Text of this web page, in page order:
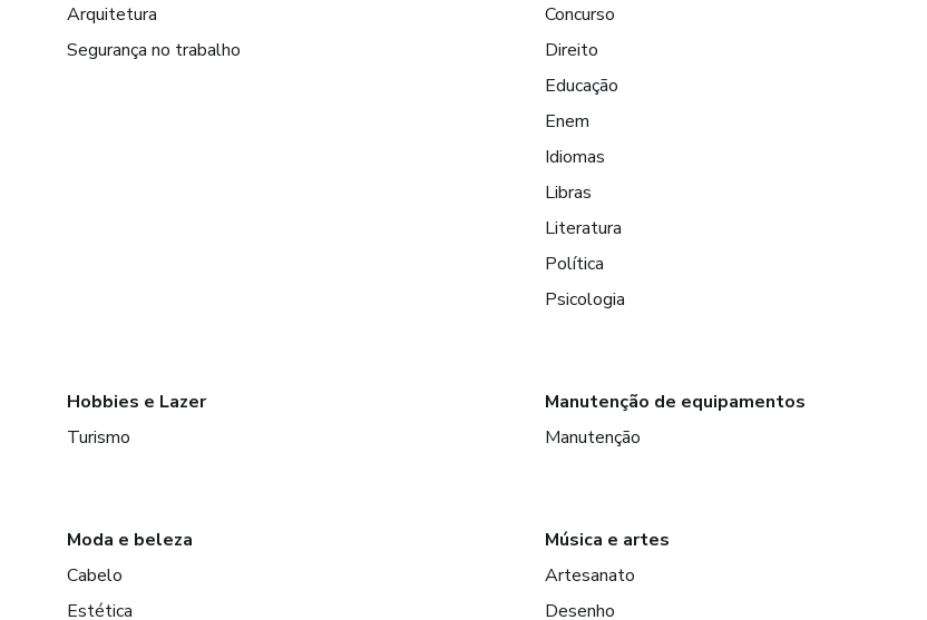
Arquitetura
Segurança no trabalho
Concurso
Direito
Educação
Enem
Idiomas
Libras
Literatura
Política
Psicologia
Hobbies e Lazer
Turismo
Manutenção de equipamentos
Manutenção
Moda e beleza
Cabelo
Estética
Música e artes
Artesanato
Desenho